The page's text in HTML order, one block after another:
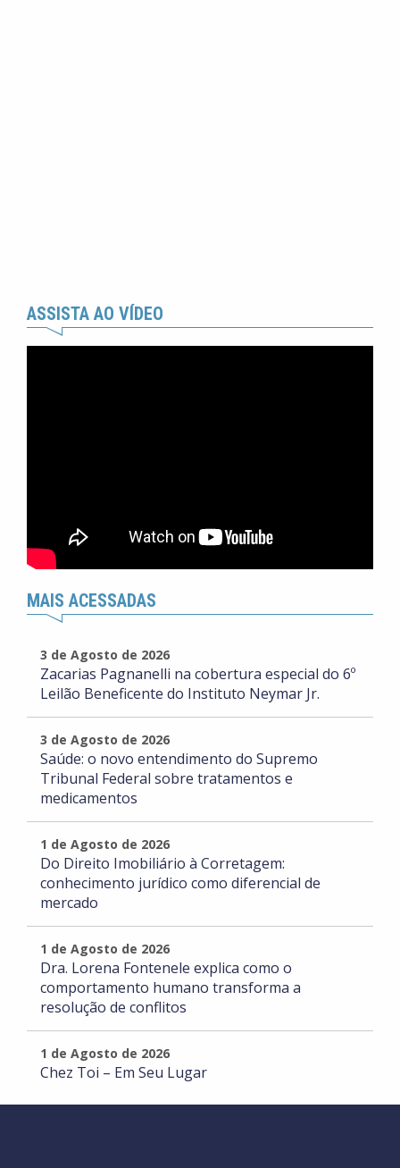
ASSISTA AO VÍDEO
MAIS ACESSADAS
3 de Agosto de 2026
Zacarias Pagnanelli na cobertura especial do 6º
Leilão Beneficente do Instituto Neymar Jr.
3 de Agosto de 2026
Saúde: o novo entendimento do Supremo
Tribunal Federal sobre tratamentos e
medicamentos
1 de Agosto de 2026
Do Direito Imobiliário à Corretagem:
conhecimento jurídico como diferencial de
mercado
1 de Agosto de 2026
Dra. Lorena Fontenele explica como o
comportamento humano transforma a
resolução de conflitos
1 de Agosto de 2026
Chez Toi – Em Seu Lugar